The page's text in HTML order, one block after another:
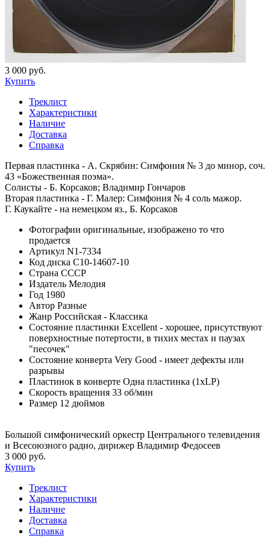
3 000 руб.
Купить
Треклист
Характеристики
Наличие
Доставка
Справка
Первая пластинка - А. Скрябин: Симфония № 3 до минор, соч.
43 «Божественная поэма».
Солисты - Б. Корсаков; Владимир Гончаров
Вторая пластинка - Г. Малер: Симфония № 4 соль мажор.
Г. Каукайте - на немецком яз., Б. Корсаков
Фотографии оригинальные, изображено то что
продается
Артикул N1-7334
Код диска С10-14607-10
Страна СССР
Издатель Мелодия
Год 1980
Автор Разные
Жанр Российская - Классика
Состояние пластинки Excellent - хорошее, присутствуют
поверхностные потертости, в тихих местах и паузах
"песочек"
Состояние конверта Very Good - имеет дефекты или
разрывы
Пластинок в конверте Одна пластинка (1xLP)
Скорость вращения 33 об/мин
Размер 12 дюймов
Большой симфонический оркестр Центрального телевидения
и Всесоюзного радио, дирижер Владимир Федосеев
3 000 руб.
Купить
Треклист
Характеристики
Наличие
Доставка
Справка